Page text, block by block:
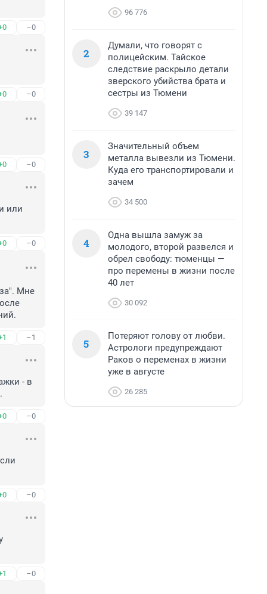
–0
–0
–0
или
–0
Мне
–1
- в
–0
–0
–0
96 776
2
Думали, что говорят с
полицейским. Тайское
следствие раскрыло детали
зверского убийства брата и
сестры из Тюмени
39 147
3
Значительный объем
металла вывезли из Тюмени.
Куда его транспортировали и
зачем
34 500
4
Одна вышла замуж за
молодого, второй развелся и
обрел свободу: тюменцы —
про перемены в жизни после
40 лет
30 092
5
Потеряют голову от любви.
Астрологи предупреждают
Раков о переменах в жизни
уже в августе
26 285